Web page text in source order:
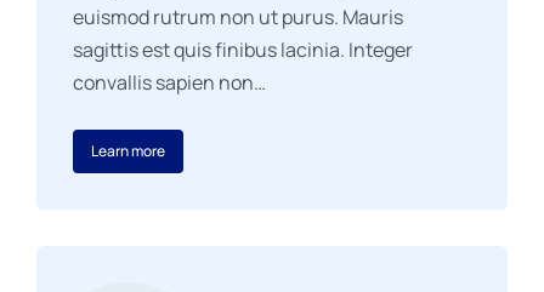
euismod rutrum non ut purus. Mauris
sagittis est quis finibus lacinia. Integer
convallis sapien non…
Learn more